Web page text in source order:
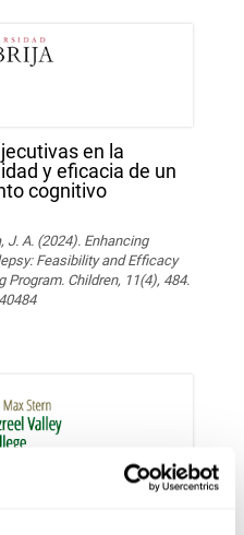
en la
y eficacia de un
cognitivo
J. A. (2024). Enhancing
Feasibility and Efficacy
Program. Children, 11(4), 484.